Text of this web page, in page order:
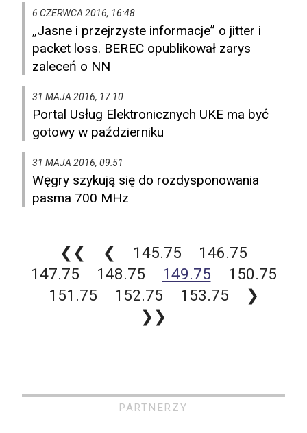
6 CZERWCA 2016, 16:48
„Jasne i przejrzyste informacje” o jitter i
packet loss. BEREC opublikował zarys
zaleceń o NN
31 MAJA 2016, 17:10
Portal Usług Elektronicznych UKE ma być
gotowy w październiku
31 MAJA 2016, 09:51
Węgry szykują się do rozdysponowania
pasma 700 MHz
❮❮ ❮ 145.75
146.75
147.75
148.75 149.75
150.75
151.75
152.75 153.75
❯
❯❯
PARTNERZY